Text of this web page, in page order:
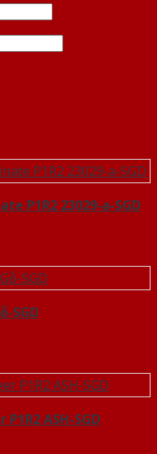
P1R2 23029-a-SGD
SGD
ASH-SGD